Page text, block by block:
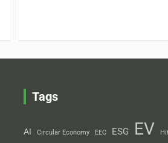
Tags
AI Circular Economy EEC ESG EV